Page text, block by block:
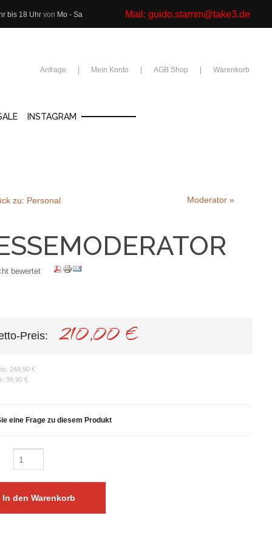
Mail: guido.stamm@take3.de
bis 18 Uhr von Mo - Sa
Anfrage Mein Konto AGB Shop Warenkorb
INSTAGRAM
Moderator »
zu: Personal
bewertet
Preis: 210,00 €
249,90 €
39,90 €
eine Frage zu diesem Produkt